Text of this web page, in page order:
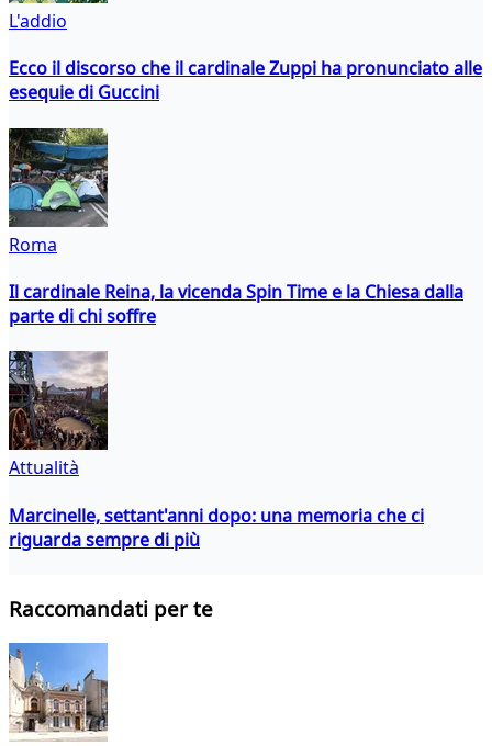
L'addio
Ecco il discorso che il cardinale Zuppi ha pronunciato alle
esequie di Guccini
Roma
Il cardinale Reina, la vicenda Spin Time e la Chiesa dalla
parte di chi soffre
Attualità
Marcinelle, settant'anni dopo: una memoria che ci
riguarda sempre di più
Raccomandati per te